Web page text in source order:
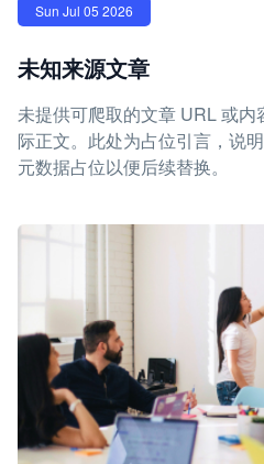
Sun Jul 05 2026
未知来源文章
未提供可爬取的文章 URL 或内
际正文。此处为占位引言，说
元数据占位以便后续替换。